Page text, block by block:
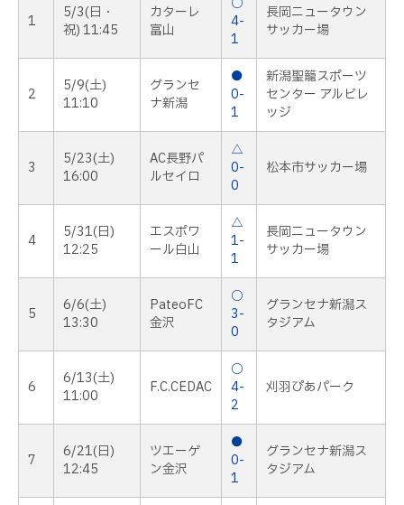
1
5/3(日・
祝) 11:45
カターレ
富山
4-
1
長岡ニュータウン
サッカー場
2
5/9(土)
11:10
グランセ
ナ新潟
●
0-
1
新潟聖籠スポーツ
センター アルビレ
ッジ
3
5/23(土)
16:00
AC長野パ
ルセイロ
△
0-
0
松本市サッカー場
4
5/31(日)
12:25
エスポワ
ール白山
△
1-
1
長岡ニュータウン
サッカー場
5
6/6(土)
13:30
PateoFC
金沢
○
3-
0
グランセナ新潟ス
タジアム
6
6/13(土)
11:00
F.C.CEDAC
○
4-
2
刈羽ぴあパーク
7
6/21(日)
12:45
ツエーゲ
ン金沢
●
0-
1
グランセナ新潟ス
タジアム